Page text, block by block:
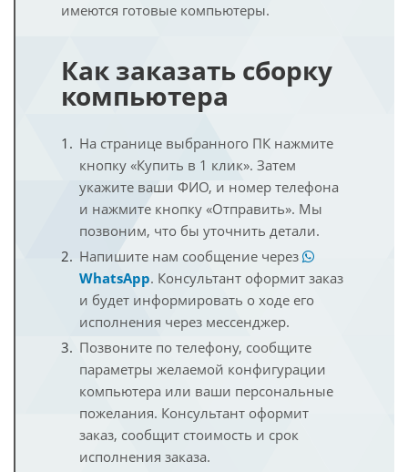
имеются готовые компьютеры.
Как заказать сборку
компьютера
На странице выбранного ПК нажмите
кнопку «Купить в 1 клик». Затем
укажите ваши ФИО, и номер телефона
и нажмите кнопку «Отправить». Мы
позвоним, что бы уточнить детали.
Напишите нам сообщение через
WhatsApp. Консультант оформит заказ
и будет информировать о ходе его
исполнения через мессенджер.
Позвоните по телефону, сообщите
параметры желаемой конфигурации
компьютера или ваши персональные
пожелания. Консультант оформит
заказ, сообщит стоимость и срок
исполнения заказа.